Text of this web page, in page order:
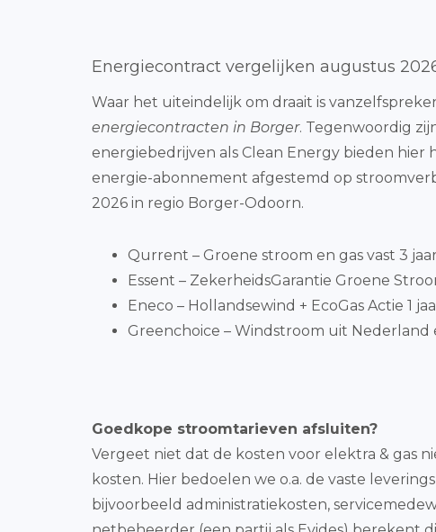
Energiecontract vergelijken augustus
Waar het uiteindelijk om draait is
energiecontracten in Borger. Tegenwoordig
energiebedrijven als Clean Energy bieden
energie-abonnement afgestemd op
2026 in regio Borger-Odoorn.
Qurrent – Groene stroom en gas vast 3
Essent – ZekerheidsGarantie Groene
Eneco – Hollandsewind + EcoGas Actie 1
Greenchoice – Windstroom uit Nederland
Goedkope stroomtarieven afsluiten?
Vergeet niet dat de kosten voor elektra & gas
kosten. Hier bedoelen we o.a. de vaste
bijvoorbeeld administratiekosten,